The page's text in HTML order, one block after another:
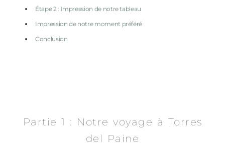
Étape 2 : Impression de notre tableau
Impression de notre moment préféré
Conclusion
Partie 1 : Notre voyage à Torres
del Paine